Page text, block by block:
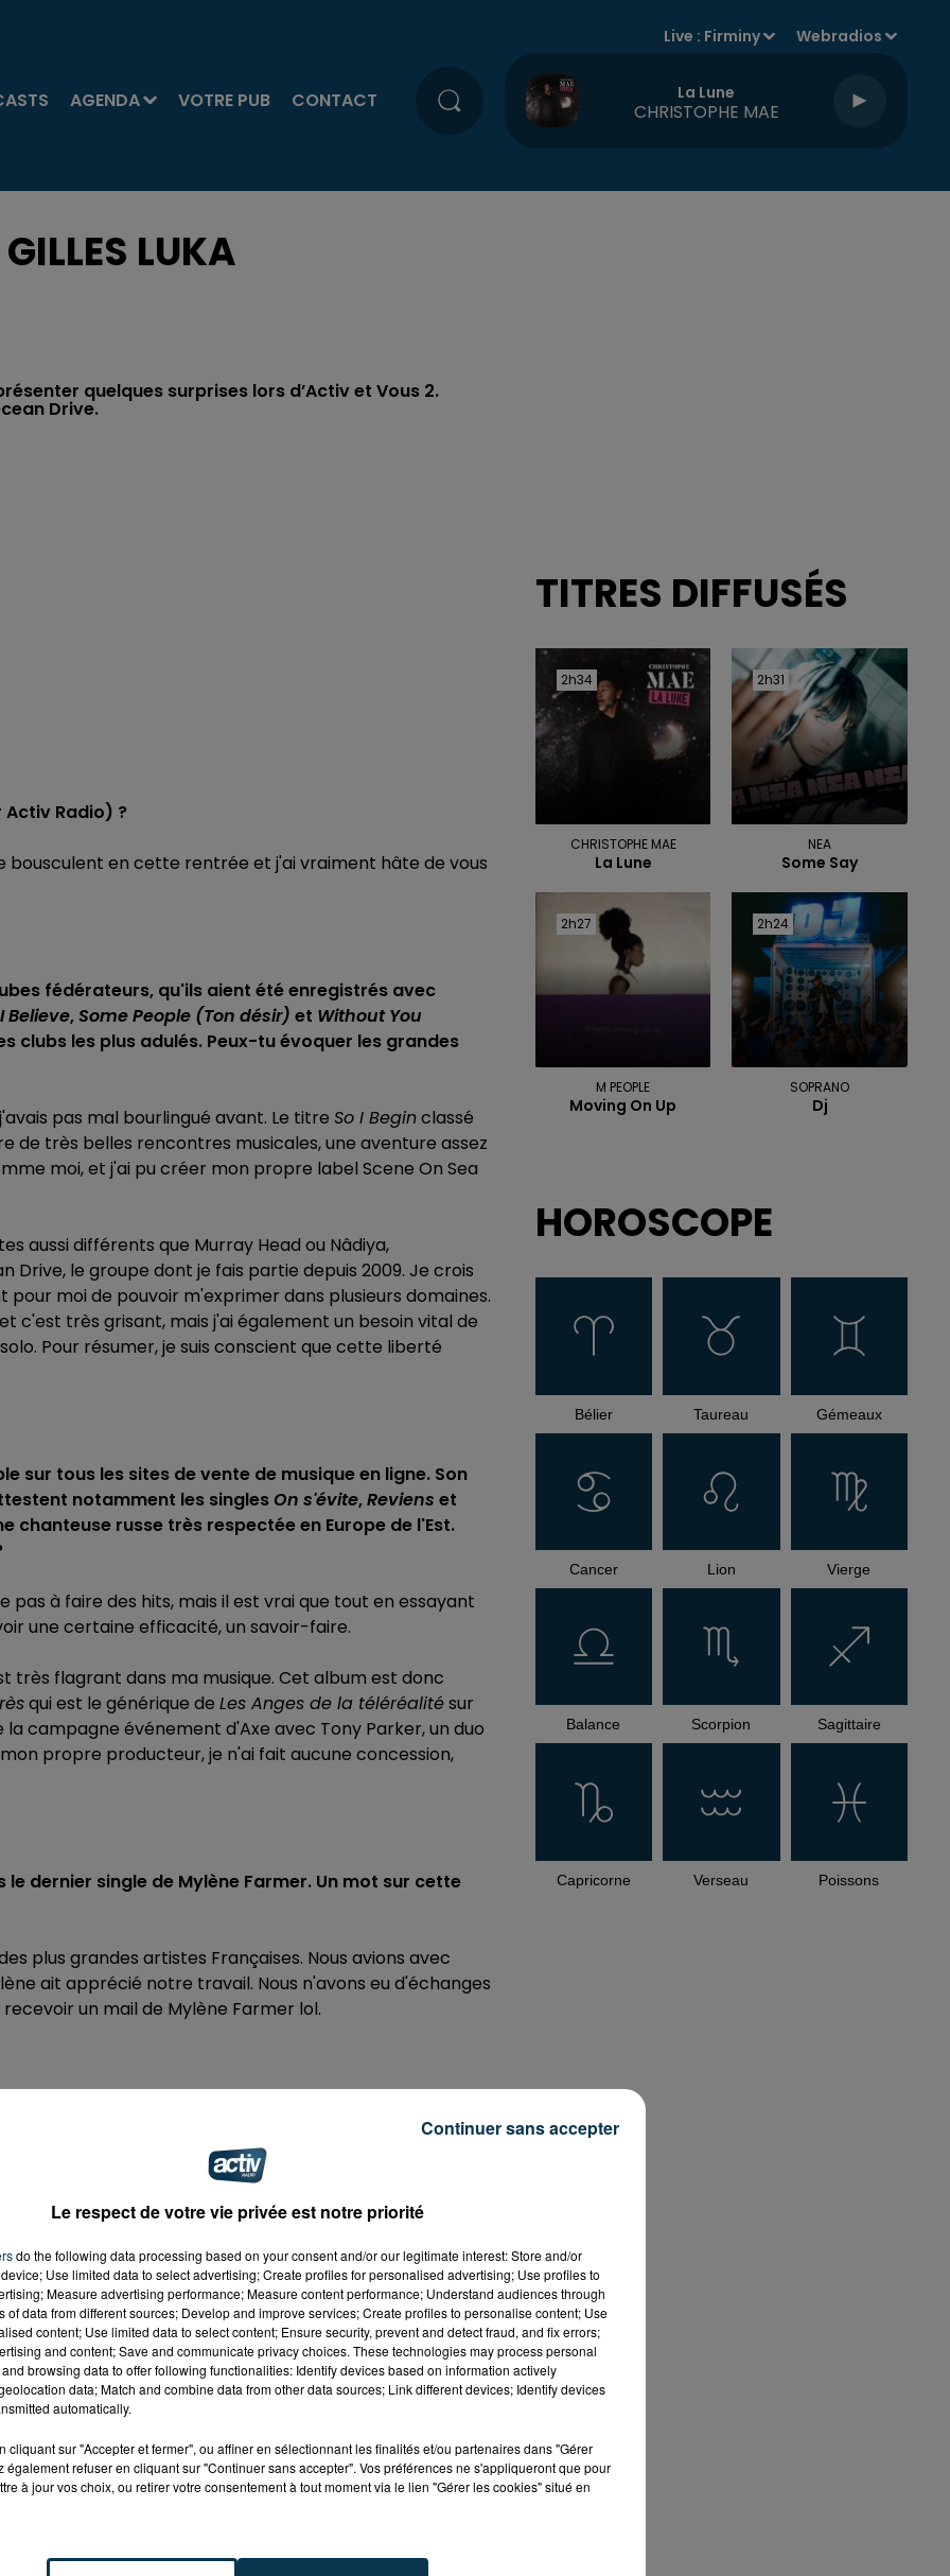
AGENDA VOTRE PUB CONTACT
Live : Firminy Webradios
La Lune
CHRISTOPHE MAE
LUKA
quelques surprises lors d’Activ et Vous 2.
Drive.
Radio) ?
bousculent en cette rentrée et j'ai vraiment hâte de vous
fédérateurs, qu'ils aient été enregistrés avec
I Believe,Some People (Ton désir) et Without You
clubs les plus adulés. Peux-tu évoquer les grandes
pas mal bourlingué avant. Le titre So I Beginclassé
de très belles rencontres musicales, une aventure assez
moi, et j'ai pu créer mon propre label Scene On Sea
aussi différents que Murray Head ou Nâdiya,
le groupe dont je fais partie depuis 2009. Je crois
moi de pouvoir m'exprimer dans plusieurs domaines.
c'est très grisant, mais j'ai également un besoin vital de
Pour résumer, je suis conscient que cette liberté
sur tous les sites de vente de musique en ligne. Son
notamment les singlesOn s'évite,Reviens et
chanteuse russe très respectée en Europe de l'Est.
à faire des hits, mais il est vrai que tout en essayant
une certaine efficacité, un savoir-faire.
très flagrant dans ma musique. Cet album est donc
qui est le générique de Les Anges de la téléréalitésur
campagne événement d'Axe avec Tony Parker, un duo
propre producteur, je n'ai fait aucune concession,
dernier single de Mylène Farmer. Un mot sur cette
plus grandes artistes Françaises. Nous avions avec
ait apprécié notre travail. Nous n'avons eu d'échanges
un mail de Mylène Farmer lol.
de Saint-Etienne !
quelques surprises, sachant également que mon
pour la première fois en live son nouveau single
bout):
TITRES DIFFUSÉS
2h34
2h34
CHRISTOPHE MAE
La Lune
2h31
2h31
NEA
Some Say
2h27
2h27
M PEOPLE
Moving On Up
2h24
2h24
SOPRANO
Dj
HOROSCOPE
Bélier Taureau Gémeaux
Cancer Lion Vierge
Balance Scorpion Sagittaire
Capricorne Verseau Poissons
Le respect de votre vie privée est notre priorité
do the following data processing based on your consent and/or our legitimate interest: Store and/or
Use limited data to select advertising; Create profiles for personalised advertising; Use profiles to
Measure advertising performance; Measure content performance; Understand audiences through
of data from different sources; Develop and improve services; Create profiles to personalise content; Use
content; Use limited data to select content; Ensure security, prevent and detect fraud, and fix errors;
and content; Save and communicate privacy choices. These technologies may process personal
browsing data to offer following functionalities: Identify devices based on information actively
data; Match and combine data from other data sources; Link different devices; Identify devices
automatically.
cliquant sur "Accepter et fermer", ou affiner en sélectionnant les finalités et/ou partenaires dans "Gérer
également refuser en cliquant sur "Continuer sans accepter". Vos préférences ne s'appliqueront que pour
à jour vos choix, ou retirer votre consentement à tout moment via le lien "Gérer les cookies" situé en
Continuer sans accepter